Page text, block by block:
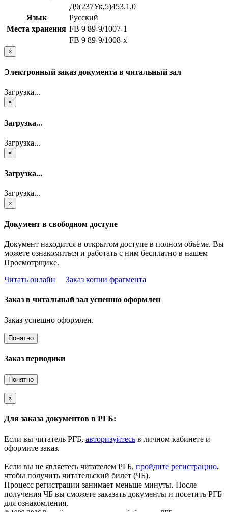
Д9(237Ук,5)453.1,0
Язык
Русский
Места хранения FB 9 89-9/1007-1
FB 9 89-9/1008-x
×
Электронный заказ документа в читальный зал
Загрузка...
×
Загрузка...
Загрузка...
×
Загрузка...
Загрузка...
×
Документ в свободном доступе
Документ находится в открытом доступе в полном объёме. Вы
можете ознакомиться и работать с ним бесплатно в нашем
Просмотрщике.
Читать онлайн
Заказ копии фрагмента
Заказ в читальный зал успешно оформлен
Заказ успешно оформлен.
Понятно
Заказ периодики
Понятно
×
Для заказа документов в РГБ:
Если вы читатель РГБ, авторизуйтесь в личном кабинете и
оформите заказ.
Если вы не являетесь читателем РГБ, пройдите регистрацию,
чтобы получить читательский билет (ЧБ).
Процесс регистрации занимает меньше минуты. После
получения ЧБ вы сможете заказать документы и посетить РГБ
для ознакомления.